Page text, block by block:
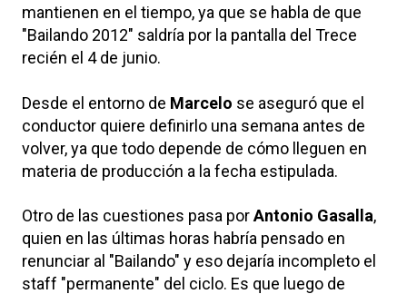
mantienen en el tiempo, ya que se habla de que
"Bailando 2012" saldría por la pantalla del Trece
recién el 4 de junio.
Desde el entorno de Marcelo se aseguró que el
conductor quiere definirlo una semana antes de
volver, ya que todo depende de cómo lleguen en
materia de producción a la fecha estipulada.
Otro de las cuestiones pasa porAntonio Gasalla,
quien en las últimas horas habría pensado en
renunciar al "Bailando" y eso dejaría incompleto el
staff "permanente" del ciclo. Es que luego de